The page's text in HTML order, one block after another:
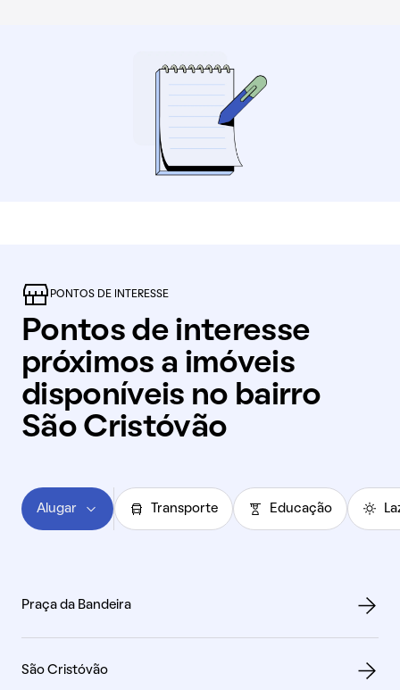
PONTOS DE INTERESSE
Pontos de interesse
próximos a imóveis
disponíveis no bairro
São Cristóvão
Alugar Transporte Educação
Praça da Bandeira
São Cristóvão